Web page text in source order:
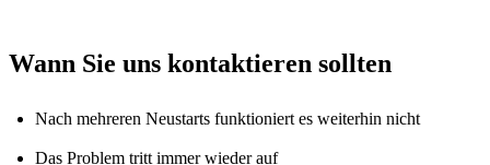
Wann Sie uns kontaktieren sollten
Nach mehreren Neustarts funktioniert es weiterhin nicht
Das Problem tritt immer wieder auf